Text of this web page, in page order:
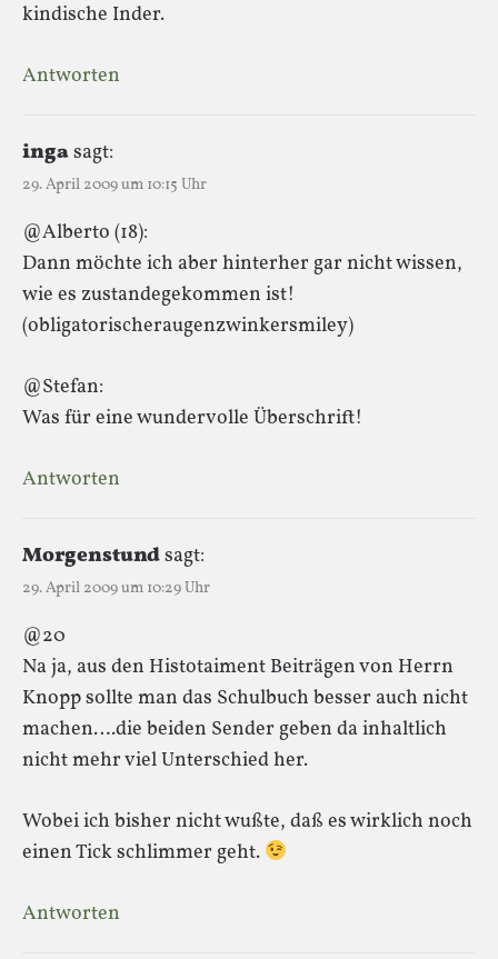
kindische Inder.
Antworten
ingasagt:
29. April 2009 um 10:15 Uhr
@Alberto (18):
Dann möchte ich aber hinterher gar nicht wissen,
wie es zustandegekommen ist!
(obligatorischeraugenzwinkersmiley)
@Stefan:
Was für eine wundervolle Überschrift!
Antworten
Morgenstundsagt:
29. April 2009 um 10:29 Uhr
@20
Na ja, aus den Histotaiment Beiträgen von Herrn
Knopp sollte man das Schulbuch besser auch nicht
machen….die beiden Sender geben da inhaltlich
nicht mehr viel Unterschied her.
Wobei ich bisher nicht wußte, daß es wirklich noch
einen Tick schlimmer geht.
Antworten